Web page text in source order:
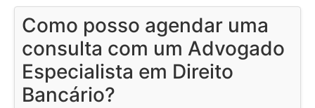
Como posso agendar uma
consulta com um Advogado
Especialista em Direito
Bancário?